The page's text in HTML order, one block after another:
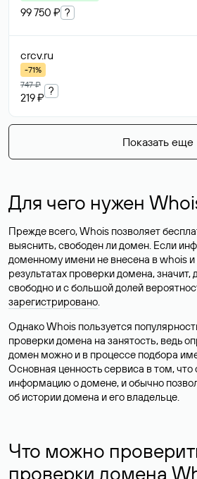
99 750 ₽ ?
crcv.ru
-71%
747 ₽
219 ₽
?
Показать еще
Для чего нужен
Прежде всего, Whois позволяет
выяснить, свободен ли домен. Если
доменному имени не внесена в whois и
результатах проверки домена,
свободно и с большой долей
зарегистрировано.
Однако Whois пользуется
проверки домена на занятость, ведь
домен можно и в процессе подбора
Основная ценность сервиса в том,
информацию о домене, и обычно
об истории домена и его владельце.
Что можно
проверки домена